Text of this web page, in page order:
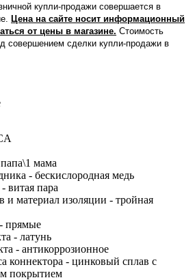
купли-продажи совершается в
Цена на сайте носит информационный
от цены в магазине. Стоимость
совершением сделки купли-продажи в
мама
- бескислородная медь
витая пара
и материал изоляции - тройная
прямые
- латунь
- антикоррозионное
коннектора - цинковый сплав с
покрытием